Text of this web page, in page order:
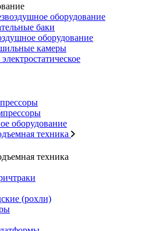
оборудование
баки
оборудование
камеры
оборудование
техника
техника
(рохли)